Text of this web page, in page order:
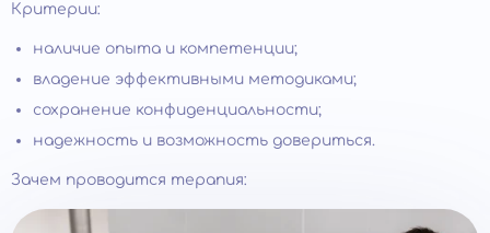
Критерии:
наличие опыта и компетенции;
владение эффективными методиками;
сохранение конфиденциальности;
надежность и возможность довериться.
Зачем проводится терапия: